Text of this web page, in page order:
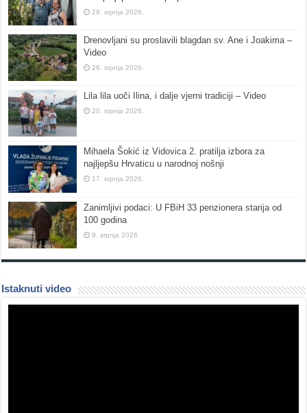
28. srpnja 2026.
Drenovljani su proslavili blagdan sv. Ane i Joakima –
Video
26. srpnja 2026.
Lila lila uoči Ilina, i dalje vjerni tradiciji – Video
20. srpnja 2026.
Mihaela Šokić iz Vidovica 2. pratilja izbora za
najljepšu Hrvaticu u narodnoj nošnji
17. srpnja 2026.
Zanimljivi podaci: U FBiH 33 penzionera starija od
100 godina
9. srpnja 2026.
Istaknuti video